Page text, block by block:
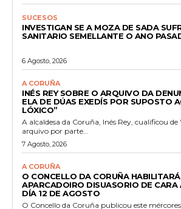
SUCESOS
INVESTIGAN SE A MOZA DE SADA
SANITARIO SEMELLANTE O ANO
6 Agosto, 2026
A CORUÑA
INÉS REY SOBRE O ARQUIVO DA
ELA DE DÚAS EXEDÍS POR SUPOSTO
LÓXICO”
A alcaldesa da Coruña, Inés Rey, cualificou de
arquivo por parte...
7 Agosto, 2026
A CORUÑA
O CONCELLO DA CORUÑA
APARCADOIRO DISUASORIO DE CARA
DÍA 12 DE AGOSTO
O Concello da Coruña publicou este